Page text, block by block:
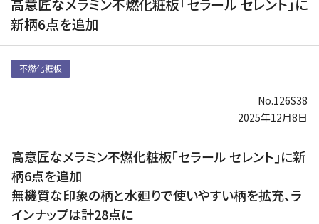
高意匠なメラミン不燃化粧板｢セラール セレント｣に
新柄6点を追加
不燃化粧板
No.126S38
2025年12月8日
高意匠なメラミン不燃化粧板｢セラール セレント｣に新
柄6点を追加
無機質な印象の柄と水廻りで使いやすい柄を拡充、ラ
インナップは計28点に